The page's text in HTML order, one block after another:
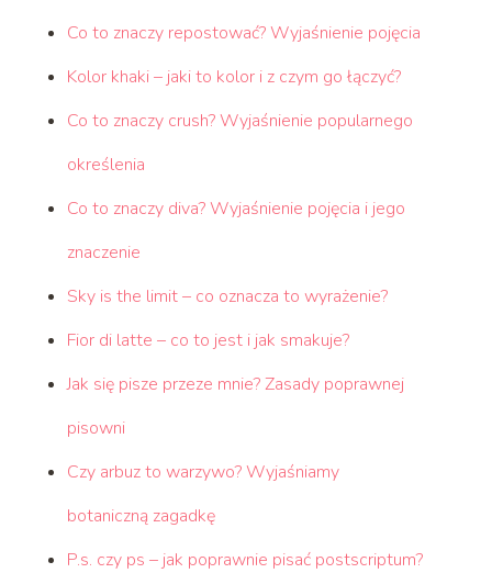
Co to znaczy repostować? Wyjaśnienie pojęcia
Kolor khaki – jaki to kolor i z czym go łączyć?
Co to znaczy crush? Wyjaśnienie popularnego
określenia
Co to znaczy diva? Wyjaśnienie pojęcia i jego
znaczenie
Sky is the limit – co oznacza to wyrażenie?
Fior di latte – co to jest i jak smakuje?
Jak się pisze przeze mnie? Zasady poprawnej
pisowni
Czy arbuz to warzywo? Wyjaśniamy
botaniczną zagadkę
P.s. czy ps – jak poprawnie pisać postscriptum?